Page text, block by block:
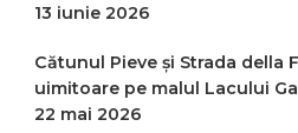
13 iunie 2026
Cătunul Pieve și Strada della
uimitoare pe malul Lacului
22 mai 2026